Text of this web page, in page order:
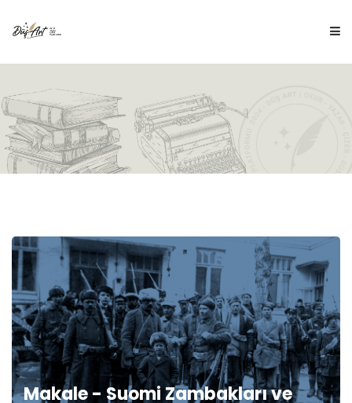
ANA SAYFA
HAKKIMIZDA
DÜŞ ÇİZİM
BLOG
İŞ BİRLİĞİ
Makale - Suomi Zambakları ve